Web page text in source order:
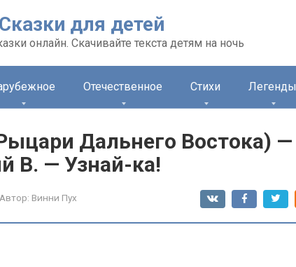
для детей
онлайн. Скачивайте текста детям на ночь
Отечественное Стихи Легенды
Дальнего Востока) —
В. — Узнай-ка!
Автор: Винни Пух